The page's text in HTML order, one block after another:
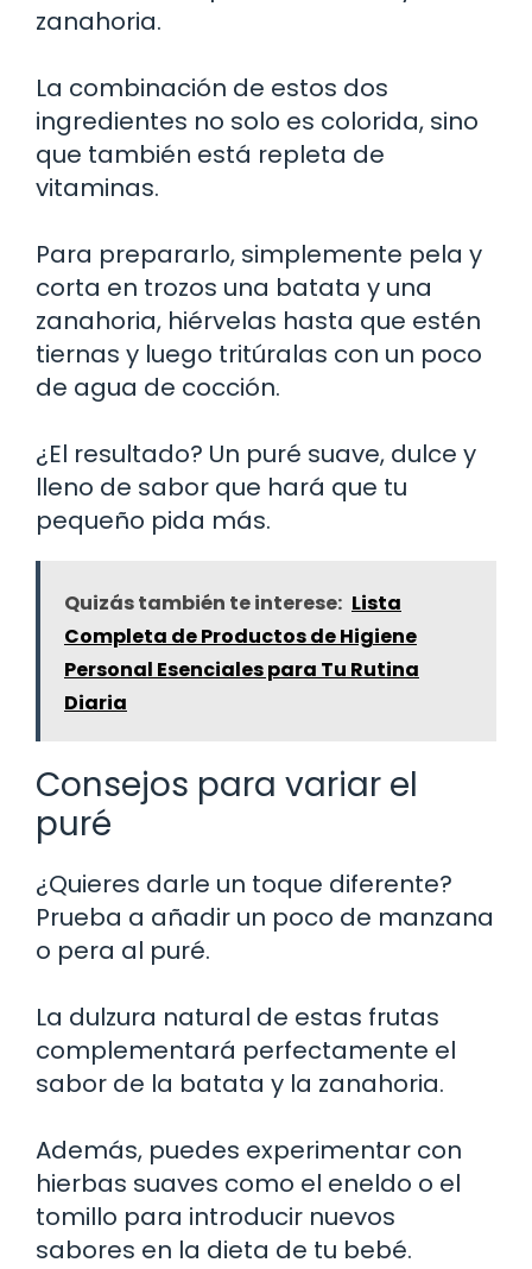
zanahoria.
La combinación de estos dos
ingredientes no solo es colorida, sino
que también está repleta de
vitaminas.
Para prepararlo, simplemente pela y
corta en trozos una batata y una
zanahoria, hiérvelas hasta que estén
tiernas y luego tritúralas con un poco
de agua de cocción.
¿El resultado? Un puré suave, dulce y
lleno de sabor que hará que tu
pequeño pida más.
Quizás también te interese: Lista
Completa de Productos de Higiene
Personal Esenciales para Tu Rutina
Diaria
Consejos para variar el
puré
¿Quieres darle un toque diferente?
Prueba a añadir un poco de manzana
o pera al puré.
La dulzura natural de estas frutas
complementará perfectamente el
sabor de la batata y la zanahoria.
Además, puedes experimentar con
hierbas suaves como el eneldo o el
tomillo para introducir nuevos
sabores en la dieta de tu bebé.